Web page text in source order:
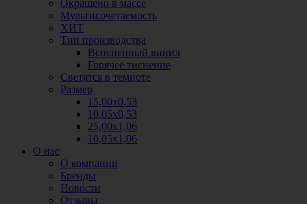
Окрашено в массе
Мультисочетаемость
ХИТ
Тип производства
Вспененный винил
Горячее тиснение
Светятся в темноте
Размер
15,00х0,53
10,05х0,53
25,00х1,06
10,05х1,06
О нас
О компании
Бренды
Новости
Отзывы